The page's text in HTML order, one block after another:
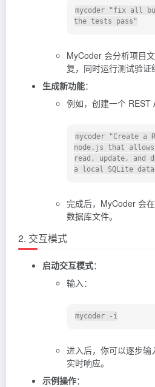
mycoder "fix all
MyCoder 会分析项目
复，同时运行测试验证
生成新功能：
例如，创建一个 REST
mycoder "Create a
node.js that
read, update, and
完成后，MyCoder 会
数据库文件。
2. 交互模式
启动交互模式：
输入：
进入后，你可以逐步
实时响应。
示例操作：